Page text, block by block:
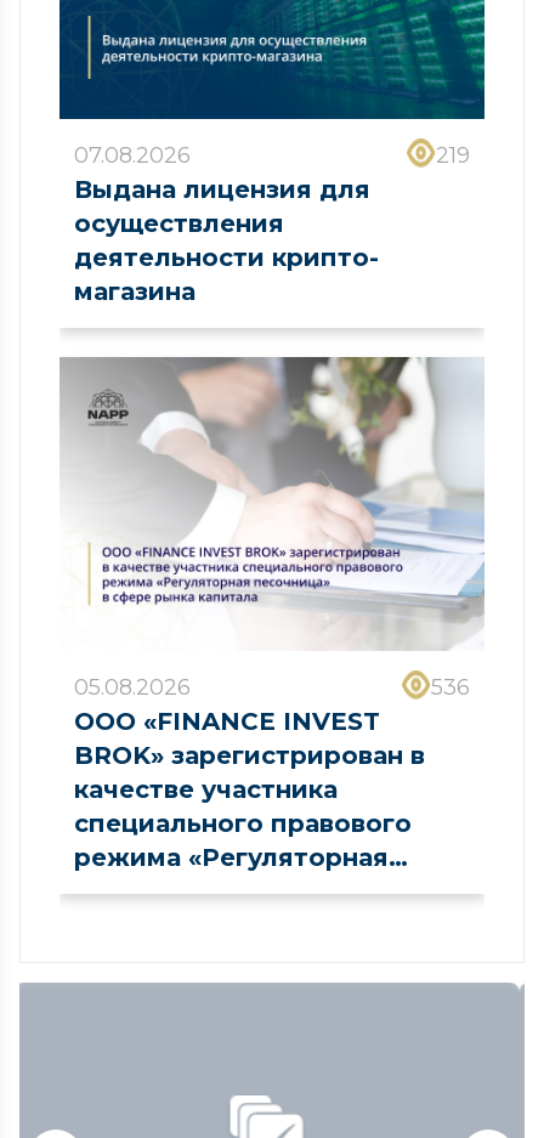
07.08.2026 219
Выдана лицензия для
осуществления
деятельности крипто-
магазина
05.08.2026 536
ООО «FINANCE INVEST
BROK» зарегистрирован в
качестве участника
специального правового
режима «Регуляторная
песочница» в сфере рынка